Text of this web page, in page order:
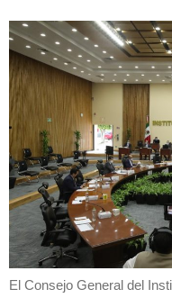
El Consejo General del